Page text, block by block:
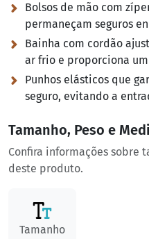
Bolsos de mão com
permaneçam seguros
Bainha com cordão
ar frio e proporciona
Punhos elásticos que
seguro, evitando a
Tamanho, Peso e
Confira informações sobre
deste produto.
Tamanho